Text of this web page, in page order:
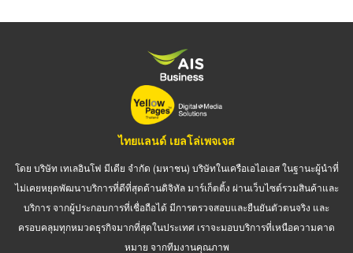
ไทยแลนด์ เยลโล่เพจเจส
โดย บริษัท เทเลอินโฟ มีเดีย จำกัด (มหาชน) บริษัทในเครือเอไอเอส ในฐานะผู้นำที่
ไม่เคยหยุดพัฒนาบริการที่ดีที่สุดด้านดิจิทัล มาร์เก็ตติ้ง ผ่านเว็บไซต์รวมสินค้าและ
บริการ จากผู้ประกอบการที่เชื่อถือได้ มีการตรวจสอบและยืนยันตัวตนจริง และ
ครอบคลุมทุกหมวดธุรกิจมากที่สุดในประเทศ เราจะมอบบริการที่เหนือความคาด
หมาย จากทีมงานคุณภาพ